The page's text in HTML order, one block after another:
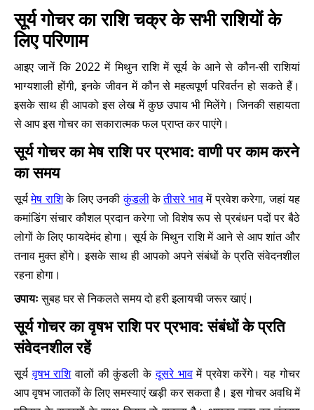
सूर्य गोचर का राशि चक्र के सभी राशियों के
लिए परिणाम
आइए जानें कि 2022 में मिथुन राशि में सूर्य के आने से कौन-सी राशियां
भाग्यशाली होंगी, इनके जीवन में कौन से महत्वपूर्ण परिवर्तन हो सकते हैं।
इसके साथ ही आपको इस लेख में कुछ उपाय भी मिलेंगे। जिनकी सहायता
से आप इस गोचर का सकारात्मक फल प्राप्त कर पाएंगे।
सूर्य गोचर का मेष राशि पर प्रभाव: वाणी पर काम करने
का समय
सूर्यमेष राशिके लिए उनकीकुंडलीकेतीसरे भावमें प्रवेश करेगा, जहां यह
कमांडिंग संचार कौशल प्रदान करेगा जो विशेष रूप से प्रबंधन पदों पर बैठे
लोगों के लिए फायदेमंद होगा। सूर्य के मिथुन राशि में आने से आप शांत और
तनाव मुक्त होंगे। इसके साथ ही आपको अपने संबंधों के प्रति संवेदनशील
रहना होगा।
उपायःसुबह घर से निकलते समय दो हरी इलायची जरूर खाएं।
सूर्य गोचर का वृषभ राशि पर प्रभाव: संबंधों के प्रति
संवेदनशील रहें
सूर्यवृषभ राशिवालों की कुंडली केदूसरे भावमें प्रवेश करेंगे। यह गोचर
आप वृषभ जातकों के लिए समस्याएं खड़ी कर सकता है। इस गोचर अवधि में